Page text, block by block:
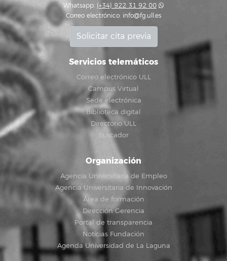
Whatsapp: (+34) 922 31 92 00
Correo electrónico: info@fg.ull.es
Solicitar cita previa
Servicios telemáticos
Correo electrónico ULL
Campus Virtual
Sede electrónica
Biblioteca digital
Directorio ULL
Buscador
Organización
Agencia Universitaria de Empleo
Agencia Universitaria de Innovación
Área de formación
Dirección Gerencia
Portal de transparencia
Noticias Fundación
Agenda Universidad de La Laguna